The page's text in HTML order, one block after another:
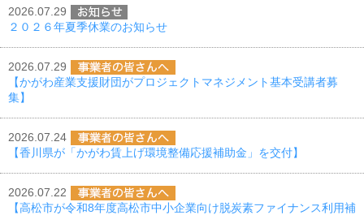
2026.07.29
２０２６年夏季休業のお知らせ
2026.07.29
【かがわ産業支援財団がプロジェクトマネジメント基本受講者募
集】
2026.07.24
【香川県が「かがわ賃上げ環境整備応援補助金」を交付】
2026.07.22
【高松市が令和8年度高松市中小企業向け脱炭素ファイナンス利用補